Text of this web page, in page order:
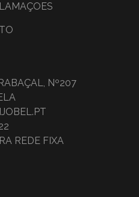
Nº207
REDE FIXA